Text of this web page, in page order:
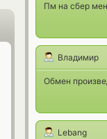
Пм на сбер
Владимир
Обмен
Lebang